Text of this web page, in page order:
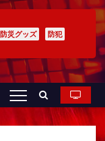
防災グッズ
防犯